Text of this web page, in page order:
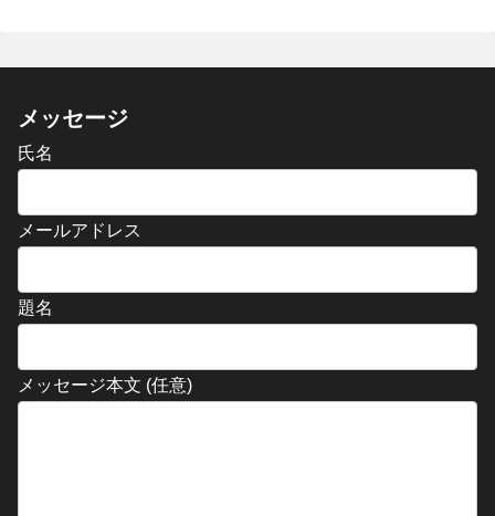
メッセージ
氏名
メールアドレス
題名
メッセージ本文 (任意)